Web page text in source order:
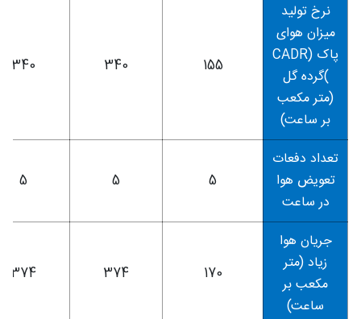
نرخ تولید
میزان هوای
پاک (CADR
)گرده گل
(متر مکعب
بر ساعت)
155
340
340
تعداد دفعات
تعویض هوا
در ساعت
5
5
5
جریان هوا
زیاد (متر
مکعب بر
ساعت)
170
374
374